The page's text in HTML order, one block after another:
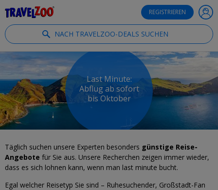
REGISTRIEREN
NACH TRAVELZOO-DEALS SUCHEN
Last Minute:
Abflug ab sofort
bis Oktober
Täglich suchen unsere Experten besonders günstige Reise-
Angebote für Sie aus. Unsere Recherchen zeigen immer wieder,
dass es sich lohnen kann, wenn man last minute bucht.
Egal welcher Reisetyp Sie sind – Ruhesuchender, Großstadt-Fan